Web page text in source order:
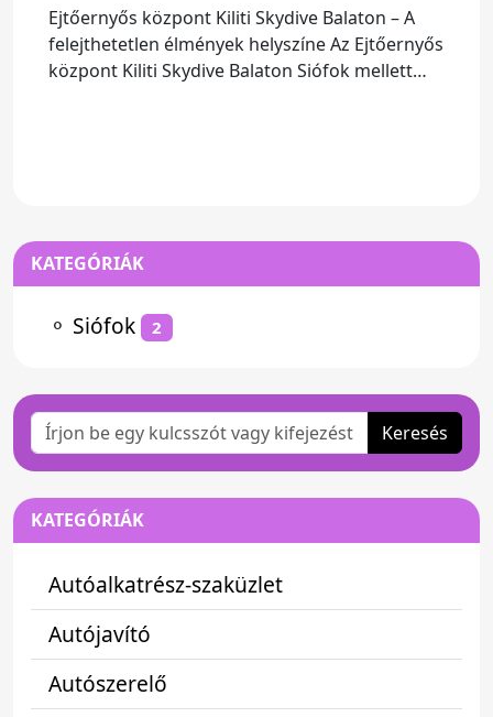
Ejtőernyős központ Kiliti Skydive Balaton – A
felejthetetlen élmények helyszíne Az Ejtőernyős
központ Kiliti Skydive Balaton Siófok mellett
KATEGÓRIÁK
⚬ Siófok 2
Keresés
KATEGÓRIÁK
Autóalkatrész-szaküzlet
Autójavító
Autószerelő